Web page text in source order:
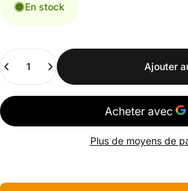
En stock
Quantité
Ajouter
Plus de moyens de